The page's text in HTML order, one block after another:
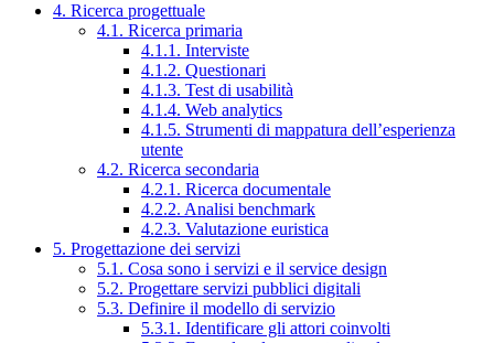
4. Ricerca progettuale
4.1. Ricerca primaria
4.1.1. Interviste
4.1.2. Questionari
4.1.3. Test di usabilità
4.1.4. Web analytics
4.1.5. Strumenti di mappatura dell’esperienza
utente
4.2. Ricerca secondaria
4.2.1. Ricerca documentale
4.2.2. Analisi benchmark
4.2.3. Valutazione euristica
5. Progettazione dei servizi
5.1. Cosa sono i servizi e il service design
5.2. Progettare servizi pubblici digitali
5.3. Definire il modello di servizio
5.3.1. Identificare gli attori coinvolti